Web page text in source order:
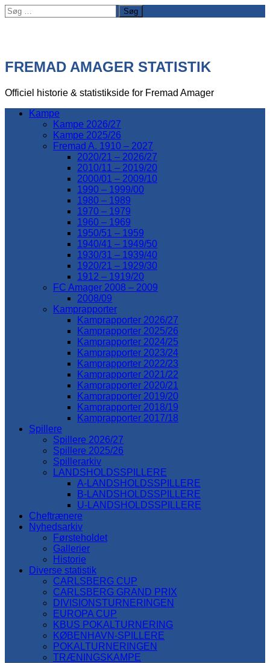
Søg
efter:
FREMAD AMAGER STATISTIK
Officiel historie & statistikside for Fremad Amager
Kampe
Kampe 2026/27
Kampe 2025/26
Fremad A. 1910 – 2027
2020/21 – 2026/27
2010/11 – 2019/20
2000/01 – 2009/10
1990 – 1999/00
1980 – 1989
1970 – 1979
1960 – 1969
1950/51 – 1959
1940/41 – 1949/50
1930/31 – 1939/40
1920/21 – 1929/30
1912 – 1919/20
FC Amager 2008 – 2009
2008/09
Kamprapporter
Kamprapporter 2026/27
Kamprapporter 2025/26
Kamprapporter 2024/25
Kamprapporter 2023/24
Kamprapporter 2022/23
Kamprapporter 2021/22
Kamprapporter 2020/21
Kamprapporter 2019/20
Kamprapporter 2018/19
Kamprapporter 2017/18
Spillere
Spillere 2026/27
Spillere 2025/26
Spillerarkiv
LANDSHOLDSSPILLERE
A-LANDSHOLDSSPILLERE
B-LANDSHOLDSSPILLERE
U-LANDSHOLDSSPILLERE
Cheftrænere
Nyhedsarkiv
Førsteholdet
Gallerier
Historie
Diverse statistik
CARLSBERG CUP
CARLSBERG GRAND PRIX
DIVISIONSTURNERINGEN
EUROPA CUP
KBUS POKALTURNERING
KØBENHAVN-SPILLERE
POKALTURNERINGEN
TRÆNINGSKAMPE